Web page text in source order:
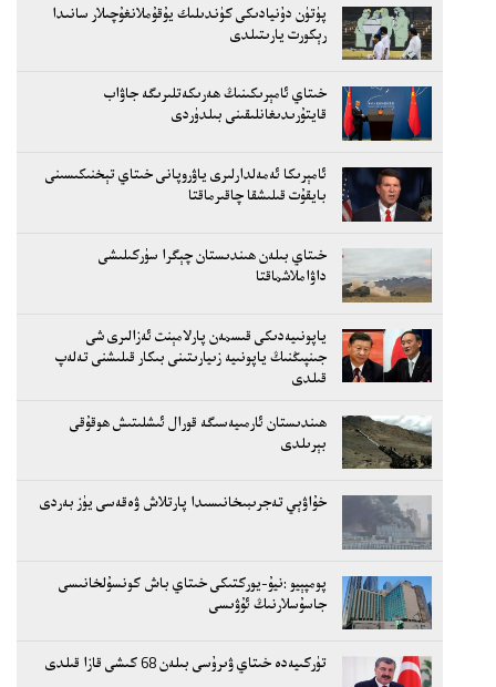
پۈتۈن دۇنيادىكى كۈندىلىك يۇقۇملانغۇچىلار سانىدا
رېكورت يارىتىلدى
خىتاي ئامېرىكىنىڭ ھەرىكەتلىرىگە جاۋاب
قايتۇرىدىغانلىقىنى بىلدۈردى
ئامېرىكا ئەمەلدارلىرى ياۋروپانى خىتاي تېخنىكىسىنى
بايقۇت قىلىشقا چاقىرماقتا
خىتاي بىلەن ھىندىستان چېگرا سۈركىلىشى
داۋاملاشماقتا
ياپونىيەدىكى قىسمەن پارلامېنت ئەزالىرى شى
جىنپىڭنىڭ ياپونىيە زىيارىتىنى بىكار قىلىشنى تەلەپ
قىلدى
ھىندىستان ئارمىيەسىگە قورال ئىشلىتىش ھوقۇقى
بېرىلدى
خۇاۋېي تەجرىبىخانىسىدا پارتلاش ۋەقەسى يۈز بەردى
پومپېيو :نيۇ-يوركتىكى خىتاي باش كونسۇلخانىسى
جاسۇسلارنىڭ ئۇۋىسى
تۈركىيەدە خىتاي ۋىرۇسى بىلەن 68 كىشى قازا قىلدى